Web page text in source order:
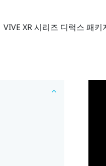
VIVE XR 시리즈 디럭스 패키